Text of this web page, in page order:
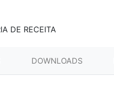
DE RECEITA
DOWNLOADS